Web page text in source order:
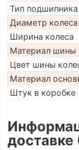
Тип подшипника
Диаметр колеса
Ширина колеса
Материал шины
Цвет шины
Материал
Штук в коробке
доставке